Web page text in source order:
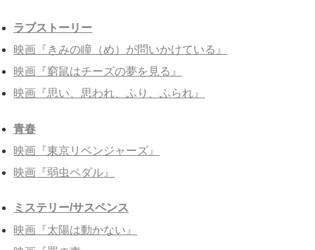
ラブストーリー
映画『きみの瞳（め）が問いかけている』
映画『窮鼠はチーズの夢を見る』
映画『思い、思われ、ふり、ふられ』
青春
映画『東京リベンジャーズ』
映画『弱虫ペダル』
ミステリー/サスペンス
映画『太陽は動かない』